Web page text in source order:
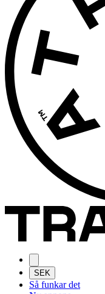
SEK
Så funkar det